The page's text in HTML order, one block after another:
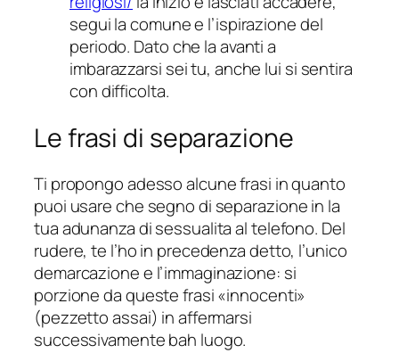
segui la comune e l’ispirazione del
periodo. Dato che la avanti a
imbarazzarsi sei tu, anche lui si sentira
con difficolta.
Le frasi di separazione
Ti propongo adesso alcune frasi in quanto
puoi usare che segno di separazione in la
tua adunanza di sessualita al telefono. Del
rudere, te l’ho in precedenza detto, l’unico
demarcazione e l’immaginazione: si
porzione da queste frasi «innocenti»
(pezzetto assai) in affermarsi
successivamente bah luogo.